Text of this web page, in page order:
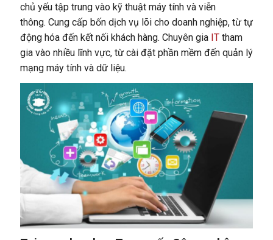
chủ yếu tập trung vào kỹ thuật máy tính và viễn
thông. Cung cấp bốn dịch vụ lõi cho doanh nghiệp, từ tự
động hóa đến kết nối khách hàng. Chuyên gia ITtham
gia vào nhiều lĩnh vực, từ cài đặt phần mềm đến quản lý
mạng máy tính và dữ liệu.